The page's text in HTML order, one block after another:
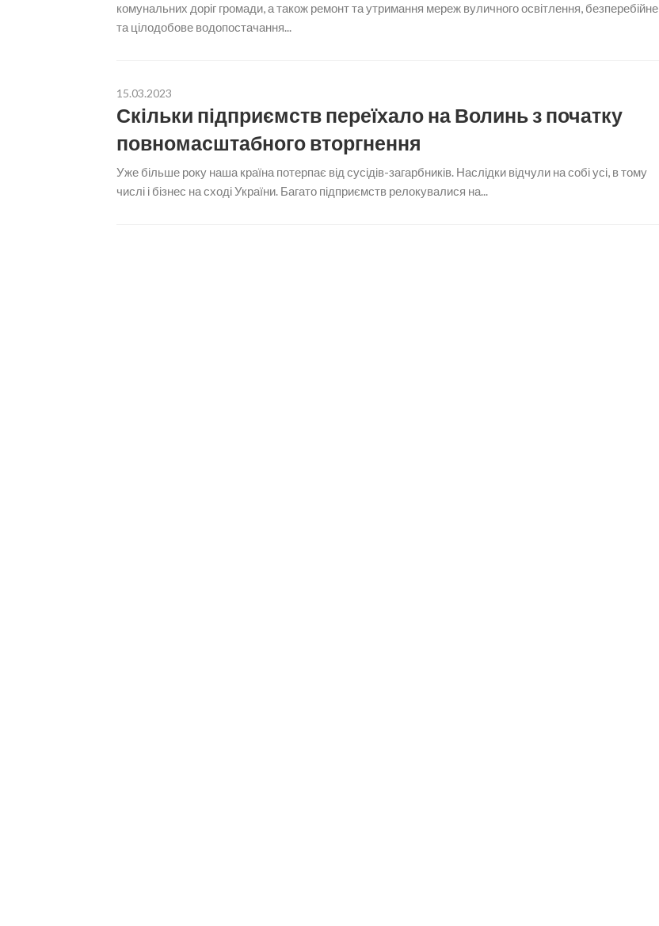
комунальних доріг громади, а також ремонт та утримання мереж вуличного освітлення, безперебійне
та цілодобове водопостачання...
15.03.2023
Скільки підприємств переїхало на Волинь з початку
повномасштабного вторгнення
Уже більше року наша країна потерпає від сусідів-загарбників. Наслідки відчули на собі усі, в тому
числі і бізнес на сході України. Багато підприємств релокувалися на...